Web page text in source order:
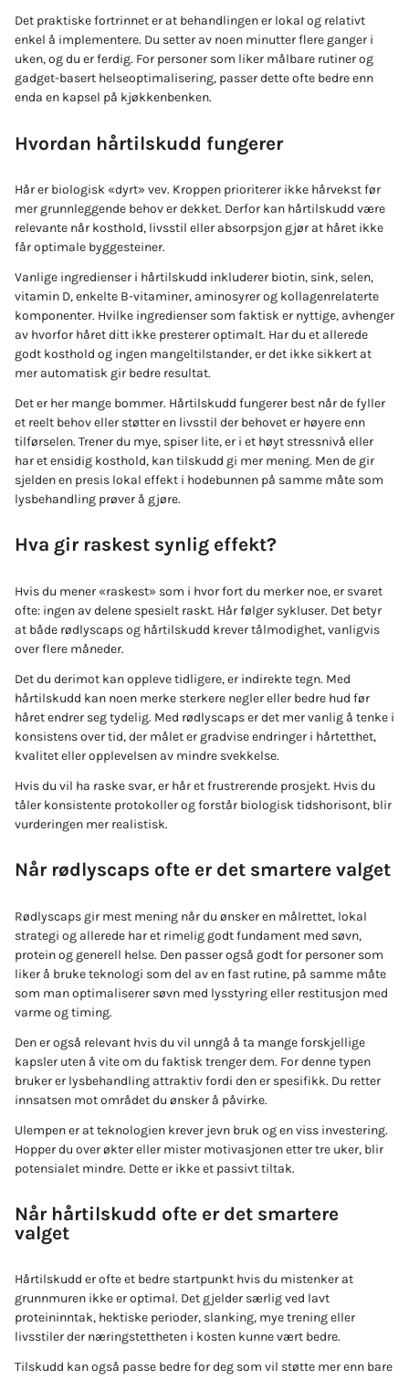
Det praktiske fortrinnet er at behandlingen er lokal og relativt
enkel å implementere. Du setter av noen minutter flere ganger i
uken, og du er ferdig. For personer som liker målbare rutiner og
gadget-basert helseoptimalisering, passer dette ofte bedre enn
enda en kapsel på kjøkkenbenken.
Hvordan hårtilskudd fungerer
Hår er biologisk «dyrt» vev. Kroppen prioriterer ikke hårvekst før
mer grunnleggende behov er dekket. Derfor kan hårtilskudd være
relevante når kosthold, livsstil eller absorpsjon gjør at håret ikke
får optimale byggesteiner.
Vanlige ingredienser i hårtilskudd inkluderer biotin, sink, selen,
vitamin D, enkelte B-vitaminer, aminosyrer og kollagenrelaterte
komponenter. Hvilke ingredienser som faktisk er nyttige, avhenger
av hvorfor håret ditt ikke presterer optimalt. Har du et allerede
godt kosthold og ingen mangeltilstander, er det ikke sikkert at
mer automatisk gir bedre resultat.
Det er her mange bommer. Hårtilskudd fungerer best når de fyller
et reelt behov eller støtter en livsstil der behovet er høyere enn
tilførselen. Trener du mye, spiser lite, er i et høyt stressnivå eller
har et ensidig kosthold, kan tilskudd gi mer mening. Men de gir
sjelden en presis lokal effekt i hodebunnen på samme måte som
lysbehandling prøver å gjøre.
Hva gir raskest synlig effekt?
Hvis du mener «raskest» som i hvor fort du merker noe, er svaret
ofte: ingen av delene spesielt raskt. Hår følger sykluser. Det betyr
at både rødlyscaps og hårtilskudd krever tålmodighet, vanligvis
over flere måneder.
Det du derimot kan oppleve tidligere, er indirekte tegn. Med
hårtilskudd kan noen merke sterkere negler eller bedre hud før
håret endrer seg tydelig. Med rødlyscaps er det mer vanlig å tenke i
konsistens over tid, der målet er gradvise endringer i hårtetthet,
kvalitet eller opplevelsen av mindre svekkelse.
Hvis du vil ha raske svar, er hår et frustrerende prosjekt. Hvis du
tåler konsistente protokoller og forstår biologisk tidshorisont, blir
vurderingen mer realistisk.
Når rødlyscaps ofte er det smartere valget
Rødlyscaps gir mest mening når du ønsker en målrettet, lokal
strategi og allerede har et rimelig godt fundament med søvn,
protein og generell helse. Den passer også godt for personer som
liker å bruke teknologi som del av en fast rutine, på samme måte
som man optimaliserer søvn med lysstyring eller restitusjon med
varme og timing.
Den er også relevant hvis du vil unngå å ta mange forskjellige
kapsler uten å vite om du faktisk trenger dem. For denne typen
bruker er lysbehandling attraktiv fordi den er spesifikk. Du retter
innsatsen mot området du ønsker å påvirke.
Ulempen er at teknologien krever jevn bruk og en viss investering.
Hopper du over økter eller mister motivasjonen etter tre uker, blir
potensialet mindre. Dette er ikke et passivt tiltak.
Når hårtilskudd ofte er det smartere
valget
Hårtilskudd er ofte et bedre startpunkt hvis du mistenker at
grunnmuren ikke er optimal. Det gjelder særlig ved lavt
proteininntak, hektiske perioder, slanking, mye trening eller
livsstiler der næringstettheten i kosten kunne vært bedre.
Tilskudd kan også passe bedre for deg som vil støtte mer enn bare